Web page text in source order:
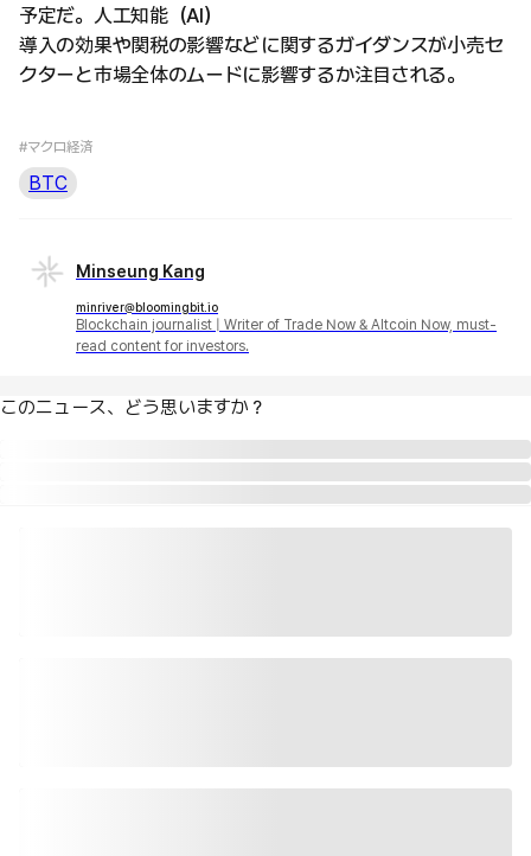
予定だ。人工知能（AI）
導入の効果や関税の影響などに関するガイダンスが小売セ
クターと市場全体のムードに影響するか注目される。
#マクロ経済
BTC
Minseung Kang
minriver@bloomingbit.io
Blockchain journalist | Writer of Trade Now & Altcoin Now, must-
read content for investors.
このニュース、どう思いますか？